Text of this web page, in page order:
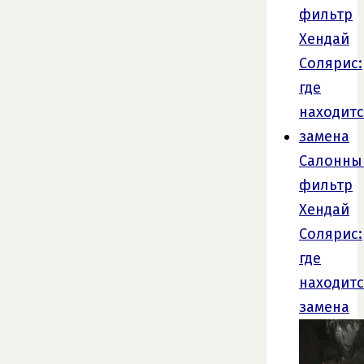
фильтр
Хендай
Солярис:
где
замена